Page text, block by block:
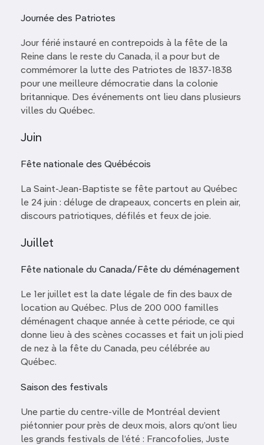
Journée des Patriotes
Jour férié instauré en contrepoids à la fête de la
Reine dans le reste du Canada, il a pour but de
commémorer la lutte des Patriotes de 1837-1838
pour une meilleure démocratie dans la colonie
britannique. Des événements ont lieu dans plusieurs
villes du Québec.
Juin
Fête nationale des Québécois
La Saint-Jean-Baptiste se fête partout au Québec
le 24 juin : déluge de drapeaux, concerts en plein air,
discours patriotiques, défilés et feux de joie.
Juillet
Fête nationale du Canada/Fête du déménagement
Le 1er juillet est la date légale de fin des baux de
location au Québec. Plus de 200 000 familles
déménagent chaque année à cette période, ce qui
donne lieu à des scènes cocasses et fait un joli pied
de nez à la fête du Canada, peu célébrée au
Québec.
Saison des festivals
Une partie du centre-ville de Montréal devient
piétonnier pour près de deux mois, alors qu’ont lieu
les grands festivals de l’été : Francofolies, Juste